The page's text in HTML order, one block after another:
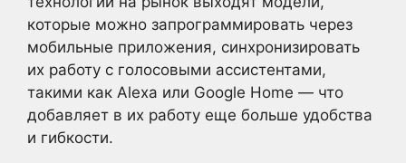
которые можно запрограммировать через
мобильные приложения, синхронизировать
их работу с голосовыми ассистентами,
такими как Alexa или Google Home — что
добавляет в их работу еще больше удобства
и гибкости.